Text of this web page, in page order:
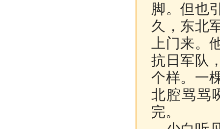
脚。但也
久，东北
上门来。
抗日军队
个样。一
北腔骂骂
完。